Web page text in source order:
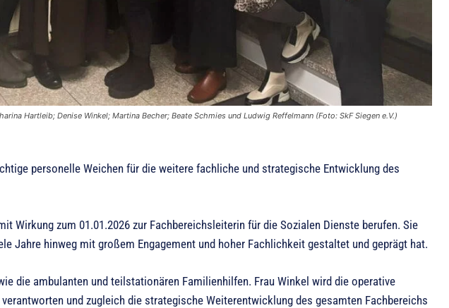
Hartleib; Denise Winkel; Martina Becher; Beate Schmies und Ludwig Reffelmann (Foto: SkF Siegen e.V.)
personelle Weichen für die weitere fachliche und strategische Entwicklung des
Wirkung zum 01.01.2026 zur Fachbereichsleiterin für die Sozialen Dienste berufen. Sie
Jahre hinweg mit großem Engagement und hoher Fachlichkeit gestaltet und geprägt hat.
die ambulanten und teilstationären Familienhilfen. Frau Winkel wird die operative
und zugleich die strategische Weiterentwicklung des gesamten Fachbereichs